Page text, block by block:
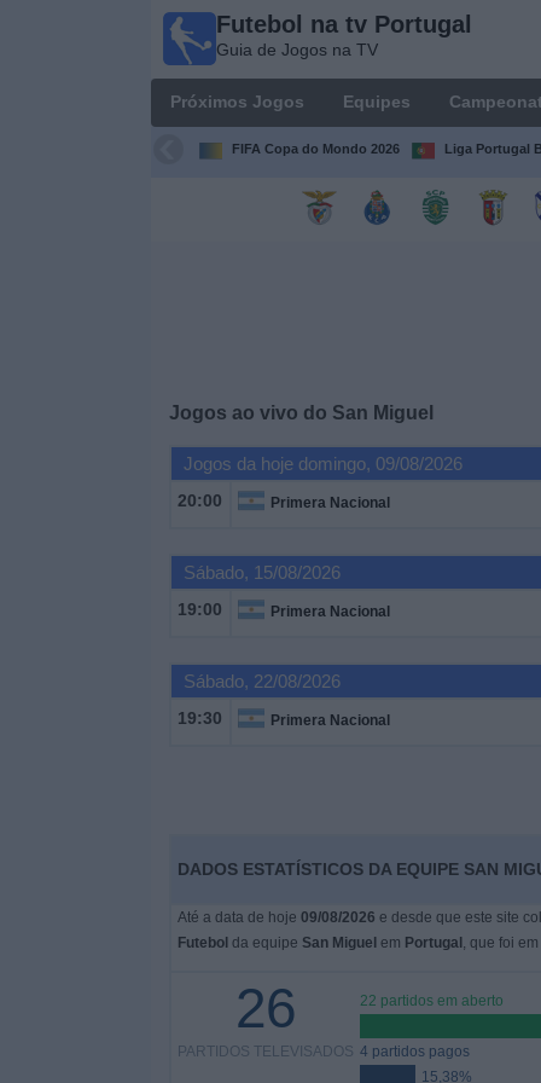
Futebol na tv Portugal
Guia de Jogos na TV
Próximos Jogos Equipes
FIFA Copa do Mondo 2026 Liga Portugal
Jogos ao vivo do San Miguel
Jogos da hoje domingo, 09/08/2026
20:00 Primera Nacional
Sábado, 15/08/2026
19:00 Primera Nacional
Sábado, 22/08/2026
19:30 Primera Nacional
DADOS ESTATÍSTICOS DA EQUIPE SAN
Até a data de hoje 09/08/2026 e desde que este site
Futebol da equipe San Miguel em Portugal , que foi em
26
PARTIDOS TELEVISADOS
22 partidos em aberto
4 partidos pagos
15,38%
Portugal
Jogos na TV